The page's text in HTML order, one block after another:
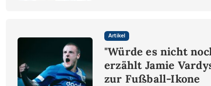
Artikel
"Würde es nicht
erzählt Jamie
zur Fußball-Ikone